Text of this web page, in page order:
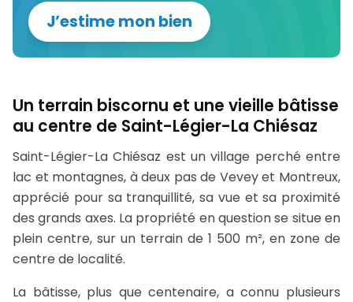
J’estime mon bien
Un terrain biscornu et une vieille bâtisse
au centre de Saint-Légier-La Chiésaz
Saint-Légier-La Chiésaz est un village perché entre
lac et montagnes, à deux pas de Vevey et Montreux,
apprécié pour sa tranquillité, sa vue et sa proximité
des grands axes. La propriété en question se situe en
plein centre, sur un terrain de 1 500 m², en zone de
centre de localité.
La bâtisse, plus que centenaire, a connu plusieurs